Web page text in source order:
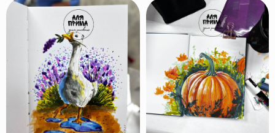
Часто задаваемые
вопросы